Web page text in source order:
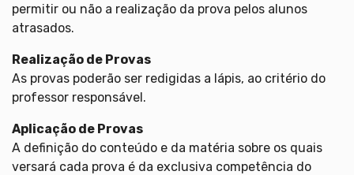
permitir ou não a realização da prova pelos alunos
atrasados.
Realização de Provas
As provas poderão ser redigidas a lápis, ao critério do
professor responsável.
Aplicação de Provas
A definição do conteúdo e da matéria sobre os quais
versará cada prova é da exclusiva competência do